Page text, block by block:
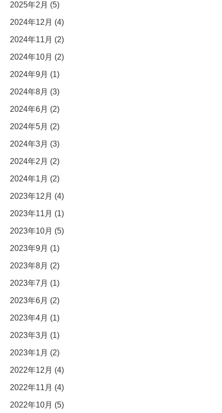
2025年2月 (5)
2024年12月 (4)
2024年11月 (2)
2024年10月 (2)
2024年9月 (1)
2024年8月 (3)
2024年6月 (2)
2024年5月 (2)
2024年3月 (3)
2024年2月 (2)
2024年1月 (2)
2023年12月 (4)
2023年11月 (1)
2023年10月 (5)
2023年9月 (1)
2023年8月 (2)
2023年7月 (1)
2023年6月 (2)
2023年4月 (1)
2023年3月 (1)
2023年1月 (2)
2022年12月 (4)
2022年11月 (4)
2022年10月 (5)